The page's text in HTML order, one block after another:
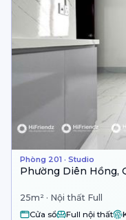
Phòng 201 · Studio
Phường Diên Hồng,
25m² · Nội thất Full
Cửa sổ Full nội thất